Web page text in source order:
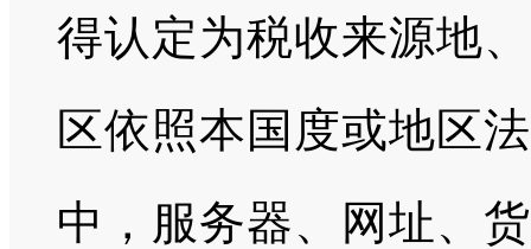
得认定为税收来源地
区依照本国度或地区
中，服务器、网址、